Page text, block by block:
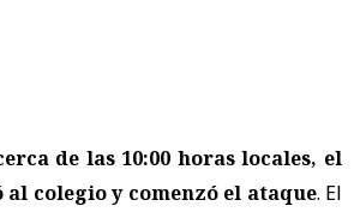
de las 10:00 horas locales, el
colegio y comenzó el ataque. El